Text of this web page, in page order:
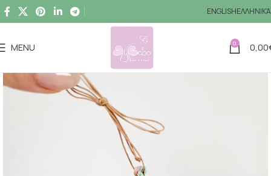
ENGLISHΕΛΛΗΝΙΚΆ
MENU 0 0,00